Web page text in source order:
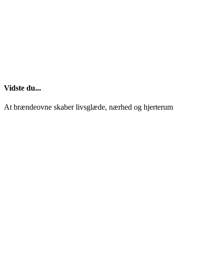
Vidste du...
At brændeovne skaber livsglæde, nærhed og hjerterum